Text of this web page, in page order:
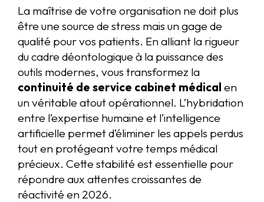
La maîtrise de votre organisation ne doit plus
être une source de stress mais un gage de
qualité pour vos patients. En alliant la rigueur
du cadre déontologique à la puissance des
outils modernes, vous transformez la
continuité de service cabinet médical en
un véritable atout opérationnel. L’hybridation
entre l’expertise humaine et l’intelligence
artificielle permet d’éliminer les appels perdus
tout en protégeant votre temps médical
précieux. Cette stabilité est essentielle pour
répondre aux attentes croissantes de
réactivité en 2026.